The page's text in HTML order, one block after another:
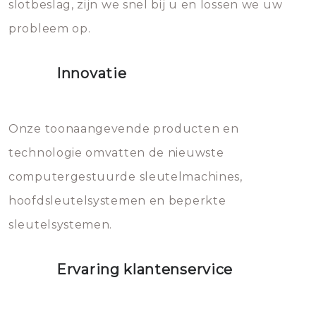
gevallen zult u schade aan de
sloten veroorzaken, waardoor
geheel vervangen moet worden.
mee, die u gemakkelijk kunt
vermijden.
slotbeslag, zijn we snel bij u en lossen we uw
probleem op.
Innovatie
Onze toonaangevende producten en
technologie omvatten de nieuwste
computergestuurde sleutelmachines,
hoofdsleutelsystemen en beperkte
sleutelsystemen.
Ervaring klantenservice